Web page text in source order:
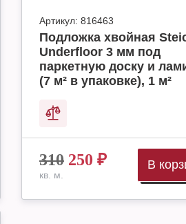
Артикул: 816463
Подложка хвойная
Underfloor 3 мм под
паркетную доску и
(7 м² в упаковке), 1 м²
310 250 ₽
кв. м.
В